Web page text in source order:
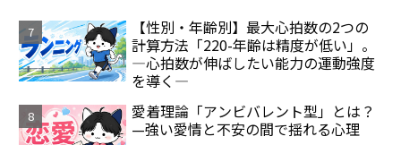
【性別・年齢別】最大心拍数の2つの
計算方法「220-年齢は精度が低い」。
―心拍数が伸ばしたい能力の運動強度
を導く―
愛着理論「アンビバレント型」とは？
—強い愛情と不安の間で揺れる心理